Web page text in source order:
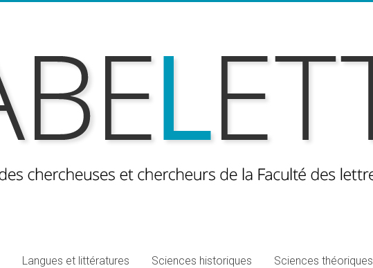
Langues et littératures Sciences historiques Sciences théoriques